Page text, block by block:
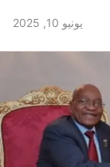
يونيو 10, 2025